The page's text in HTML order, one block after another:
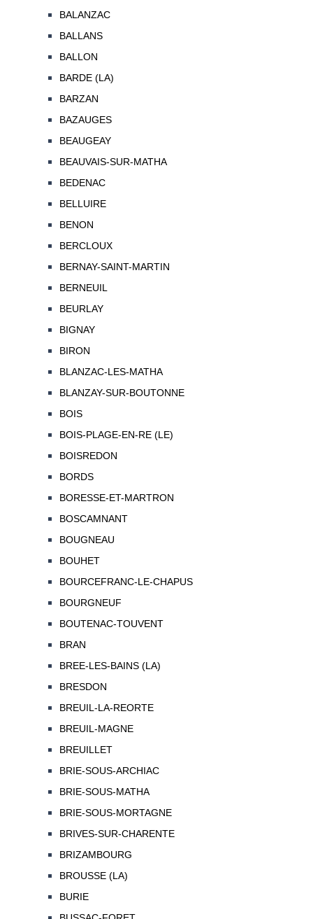
BALANZAC
BALLANS
BALLON
BARDE (LA)
BARZAN
BAZAUGES
BEAUGEAY
BEAUVAIS-SUR-MATHA
BEDENAC
BELLUIRE
BENON
BERCLOUX
BERNAY-SAINT-MARTIN
BERNEUIL
BEURLAY
BIGNAY
BIRON
BLANZAC-LES-MATHA
BLANZAY-SUR-BOUTONNE
BOIS
BOIS-PLAGE-EN-RE (LE)
BOISREDON
BORDS
BORESSE-ET-MARTRON
BOSCAMNANT
BOUGNEAU
BOUHET
BOURCEFRANC-LE-CHAPUS
BOURGNEUF
BOUTENAC-TOUVENT
BRAN
BREE-LES-BAINS (LA)
BRESDON
BREUIL-LA-REORTE
BREUIL-MAGNE
BREUILLET
BRIE-SOUS-ARCHIAC
BRIE-SOUS-MATHA
BRIE-SOUS-MORTAGNE
BRIVES-SUR-CHARENTE
BRIZAMBOURG
BROUSSE (LA)
BURIE